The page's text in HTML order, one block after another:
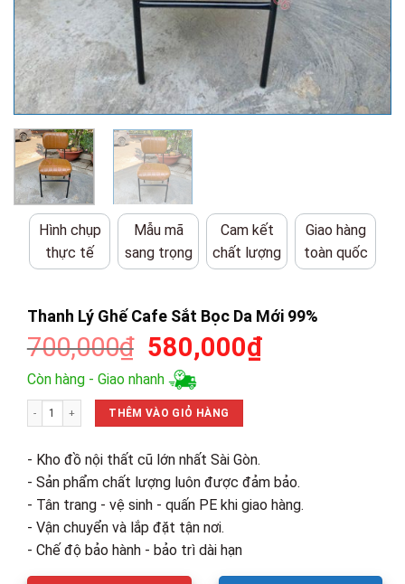
Hình chụp
thực tế
Mẫu mã
sang trọng
Cam kết
chất lượng
Giao hàng
toàn quốc
Thanh Lý Ghế Cafe Sắt Bọc Da Mới 99%
700,000₫ Giá
gốc
là:
700,000₫.
580,000₫Giá
Còn hàng - Giao nhanh
Thanh Lý Ghế Cafe Sắt Bọc Da Mới 99% số lượng
THÊM VÀO GIỎ HÀNG
- Kho đồ nội thất cũ lớn nhất Sài Gòn.
- Sản phẩm chất lượng luôn được đảm bảo.
- Tân trang - vệ sinh - quấn PE khi giao hàng.
- Vận chuyển và lắp đặt tận nơi.
- Chế độ bảo hành - bảo trì dài hạn